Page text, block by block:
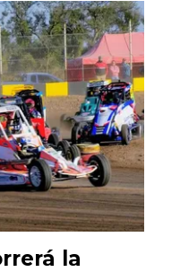
la